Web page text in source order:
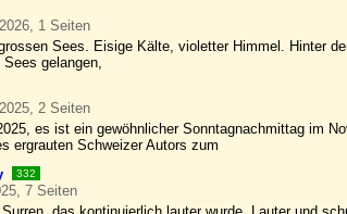
1 Seiten
Sees. Eisige Kälte, violetter Himmel. Hinter
gelangen,
2 Seiten
es ist ein gewöhnlicher Sonntagnachmittag im
ergrauten Schweizer Autors zum
332
7 Seiten